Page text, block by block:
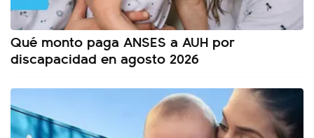
Qué monto paga ANSES a AUH por
discapacidad en agosto 2026